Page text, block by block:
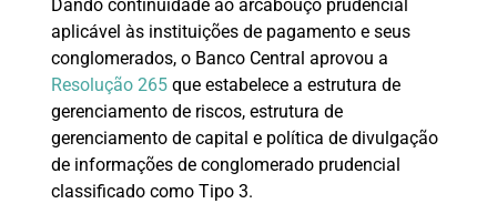
Dando continuidade ao arcabouço prudencial
aplicável às instituições de pagamento e seus
conglomerados, o Banco Central aprovou a
Resolução 265que estabelece a estrutura de
gerenciamento de riscos, estrutura de
gerenciamento de capital e política de divulgação
de informações de conglomerado prudencial
classificado como Tipo 3.